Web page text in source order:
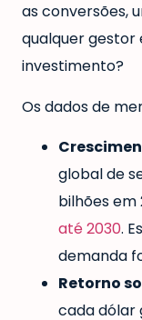
as conversões,
qualquer gestor
investimento?
Os dados de
global de
bilhões em
até 2030.
demanda
Retorno
cada dólar